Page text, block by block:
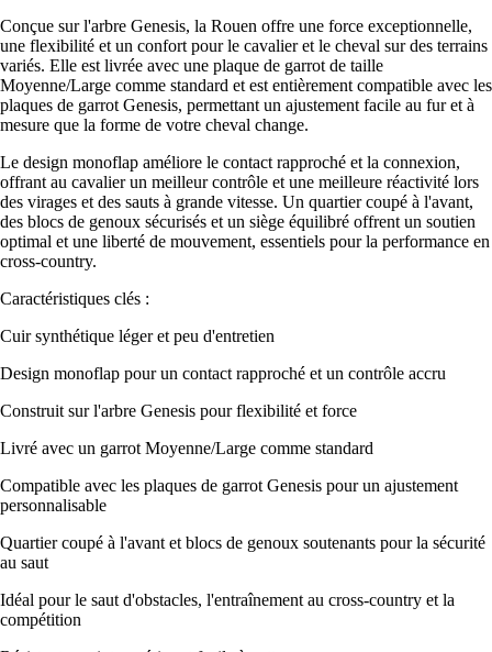
Conçue sur l'arbre Genesis, la Rouen offre une force exceptionnelle,
une flexibilité et un confort pour le cavalier et le cheval sur des terrains
variés. Elle est livrée avec une plaque de garrot de taille
Moyenne/Large comme standard et est entièrement compatible avec les
plaques de garrot Genesis, permettant un ajustement facile au fur et à
mesure que la forme de votre cheval change.
Le design monoflap améliore le contact rapproché et la connexion,
offrant au cavalier un meilleur contrôle et une meilleure réactivité lors
des virages et des sauts à grande vitesse. Un quartier coupé à l'avant,
des blocs de genoux sécurisés et un siège équilibré offrent un soutien
optimal et une liberté de mouvement, essentiels pour la performance en
cross-country.
Caractéristiques clés :
Cuir synthétique léger et peu d'entretien
Design monoflap pour un contact rapproché et un contrôle accru
Construit sur l'arbre Genesis pour flexibilité et force
Livré avec un garrot Moyenne/Large comme standard
Compatible avec les plaques de garrot Genesis pour un ajustement
personnalisable
Quartier coupé à l'avant et blocs de genoux soutenants pour la sécurité
au saut
Idéal pour le saut d'obstacles, l'entraînement au cross-country et la
compétition